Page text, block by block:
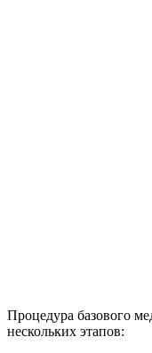
Процедура базового
нескольких этапов: